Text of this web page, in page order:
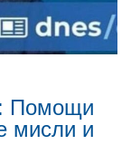
Помощи
мисли и